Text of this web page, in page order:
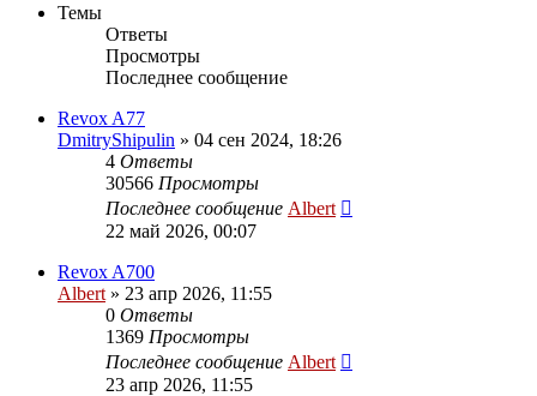
Темы
Ответы
Просмотры
Последнее сообщение
Revox A77
DmitryShipulin » 04 сен 2024, 18:26
4 Ответы
30566 Просмотры
Последнее сообщение Albert
22 май 2026, 00:07
Revox A700
Albert » 23 апр 2026, 11:55
0 Ответы
1369 Просмотры
Последнее сообщение Albert
23 апр 2026, 11:55